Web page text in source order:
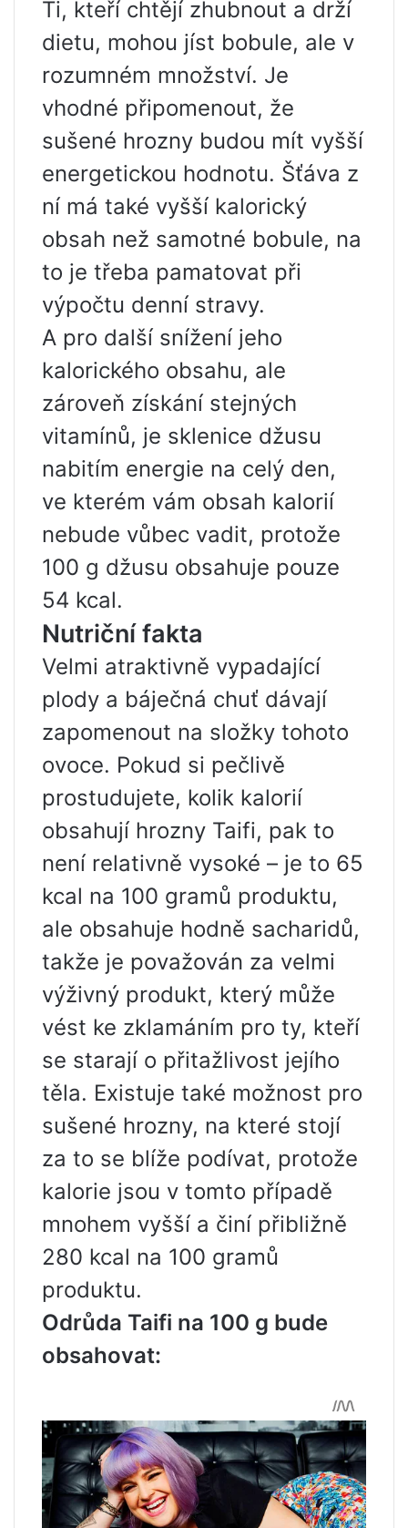
Ti, kteří chtějí zhubnout a drží
dietu, mohou jíst bobule, ale v
rozumném množství. Je
vhodné připomenout, že
sušené hrozny budou mít vyšší
energetickou hodnotu. Šťáva z
ní má také vyšší kalorický
obsah než samotné bobule, na
to je třeba pamatovat při
výpočtu denní stravy.
A pro další snížení jeho
kalorického obsahu, ale
zároveň získání stejných
vitamínů, je sklenice džusu
nabitím energie na celý den,
ve kterém vám obsah kalorií
nebude vůbec vadit, protože
100 g džusu obsahuje pouze
54 kcal.
Nutriční fakta
Velmi atraktivně vypadající
plody a báječná chuť dávají
zapomenout na složky tohoto
ovoce. Pokud si pečlivě
prostudujete, kolik kalorií
obsahují hrozny Taifi, pak to
není relativně vysoké – je to 65
kcal na 100 gramů produktu,
ale obsahuje hodně sacharidů,
takže je považován za velmi
výživný produkt, který může
vést ke zklamáním pro ty, kteří
se starají o přitažlivost jejího
těla. Existuje také možnost pro
sušené hrozny, na které stojí
za to se blíže podívat, protože
kalorie jsou v tomto případě
mnohem vyšší a činí přibližně
280 kcal na 100 gramů
produktu.
Odrůda Taifi na 100 g bude
obsahovat: